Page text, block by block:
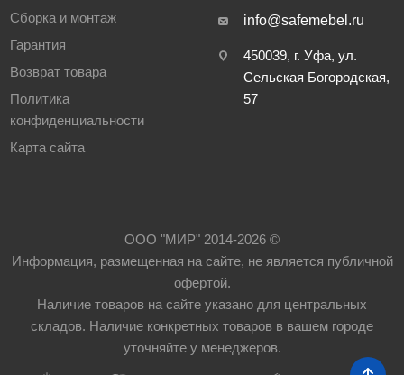
Сборка и монтаж
Гарантия
Возврат товара
Политика
конфиденциальности
Карта сайта
info@safemebel.ru
450039, г. Уфа, ул.
Сельская Богородская,
57
ООО "МИР" 2014-2026 ©
Информация, размещенная на сайте, не является публичной
офертой.
Наличие товаров на сайте указано для центральных
складов. Наличие конкретных товаров в вашем городе
уточняйте у менеджеров.